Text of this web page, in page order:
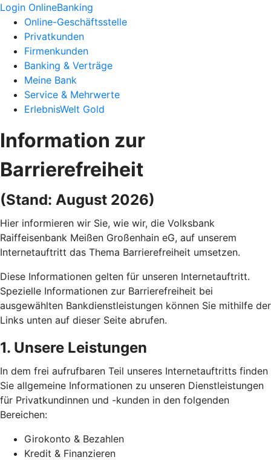
Login OnlineBanking
Online-Geschäftsstelle
Privatkunden
Firmenkunden
Banking & Verträge
Meine Bank
Service & Mehrwerte
ErlebnisWelt Gold
Information zur
Barrierefreiheit
(Stand: August 2026)
Hier informieren wir Sie, wie wir, die Volksbank
Raiffeisenbank Meißen Großenhain eG, auf unserem
Internetauftritt das Thema Barrierefreiheit umsetzen.
Diese Informationen gelten für unseren Internetauftritt.
Spezielle Informationen zur Barrierefreiheit bei
ausgewählten Bankdienstleistungen können Sie mithilfe der
Links unten auf dieser Seite abrufen.
1. Unsere Leistungen
In dem frei aufrufbaren Teil unseres Internetauftritts finden
Sie allgemeine Informationen zu unseren Dienstleistungen
für Privatkundinnen und -kunden in den folgenden
Bereichen:
Girokonto & Bezahlen
Kredit & Finanzieren